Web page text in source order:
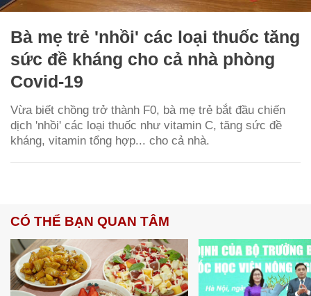
Bà mẹ trẻ 'nhồi' các loại thuốc tăng
sức đề kháng cho cả nhà phòng
Covid-19
Vừa biết chồng trở thành F0, bà mẹ trẻ bắt đầu chiến
dịch 'nhồi' các loại thuốc như vitamin C, tăng sức đề
kháng, vitamin tổng hợp... cho cả nhà.
CÓ THỂ BẠN QUAN TÂM